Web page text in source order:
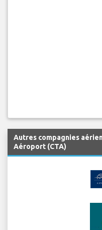
Autres compagnies
Aéroport (CTA)